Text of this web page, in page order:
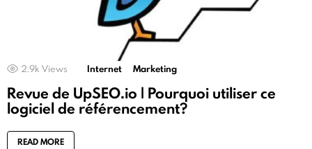
2.9k Views Internet Marketing
Revue de UpSEO.io | Pourquoi utiliser ce
logiciel de référencement?
READ MORE